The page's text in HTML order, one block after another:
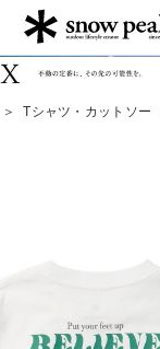
Snow Peak
＞ Tシャツ・カットソー